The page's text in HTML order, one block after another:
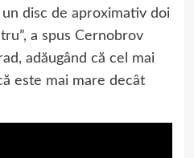
disc de aproximativ doi
a spus Cernobrov
adăugând că cel mai
este mai mare decât